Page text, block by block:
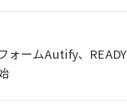
ォームAutify、